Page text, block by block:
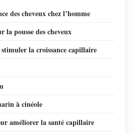
des cheveux chez l’homme
la pousse des cheveux
la croissance capillaire
à cinéole
améliorer la santé capillaire